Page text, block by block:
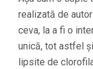
realizată de
ceva, la a fi o
unică, tot astfel
lipsite de